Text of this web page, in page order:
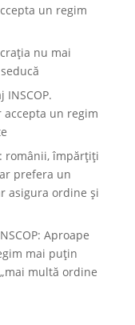
un regim
nu mai
INSCOP.
un regim
românii, împărțiți
prefera un
asigura ordine și
Aproape
mai puțin
multă ordine